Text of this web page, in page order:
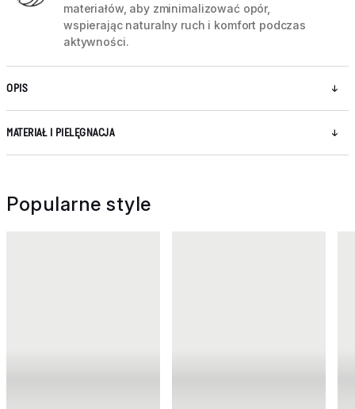
materiałów, aby zminimalizować opór,
wspierając naturalny ruch i komfort podczas
aktywności.
OPIS
MATERIAŁ I PIELĘGNACJA
Popularne style